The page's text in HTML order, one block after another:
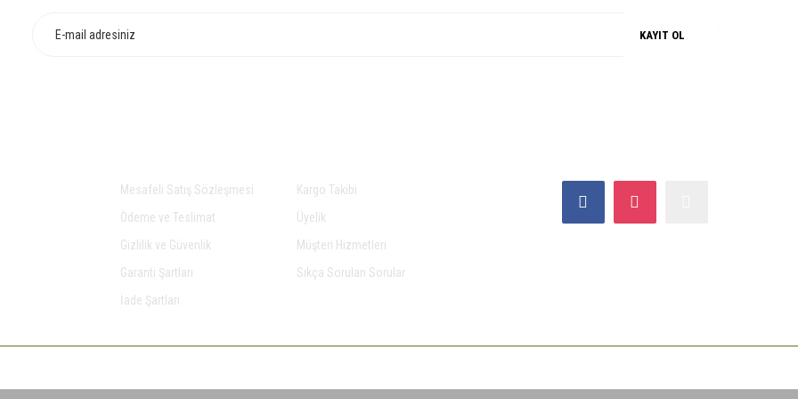
KAYIT OL
Mesafeli Satış Sözleşmesi
Ödeme ve Teslimat
Gizlilik ve Güvenlik
Garanti Şartları
İade Şartları
Kargo Takibi
Üyelik
Müşteri Hizmetleri
Sıkça Sorulan Sorular